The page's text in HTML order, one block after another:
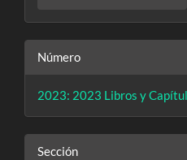
Número
2023: 2023 Libros y
Sección